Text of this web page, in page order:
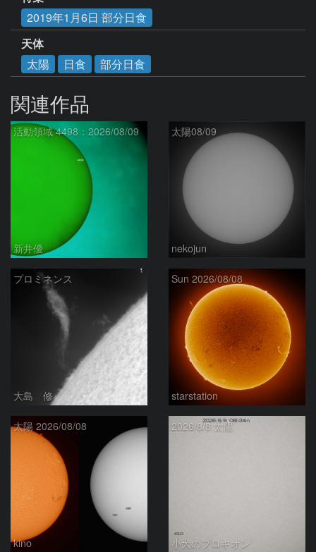
2019年1月6日 部分日食
天体
太陽
日食 部分日食
関連作品
活動領域 4498：2026/08/09
新井優
太陽08/09
nekojun
プロミネンス
大島 修
Sun 2026/08/08
starstation
太陽 2026/08/08
kino
2026/8/8 太陽
小犬のプロキオン